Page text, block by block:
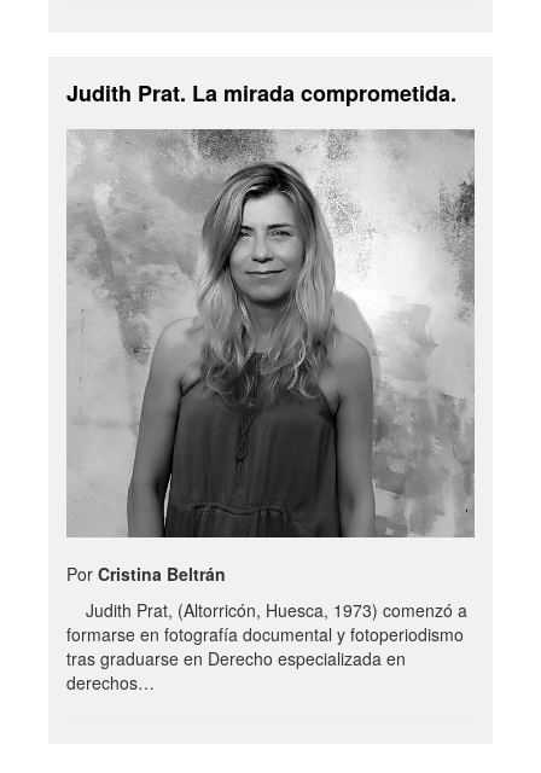
Judith Prat. La mirada comprometida.
Por Cristina Beltrán
Judith Prat, (Altorricón, Huesca, 1973) comenzó a
formarse en fotografía documental y fotoperiodismo
tras graduarse en Derecho especializada en
derechos…